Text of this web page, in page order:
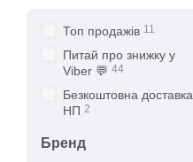
Топ продажів 11
Питай про знижку у
Viber 💬 44
Безкоштовна доставка
НП 2
Бренд